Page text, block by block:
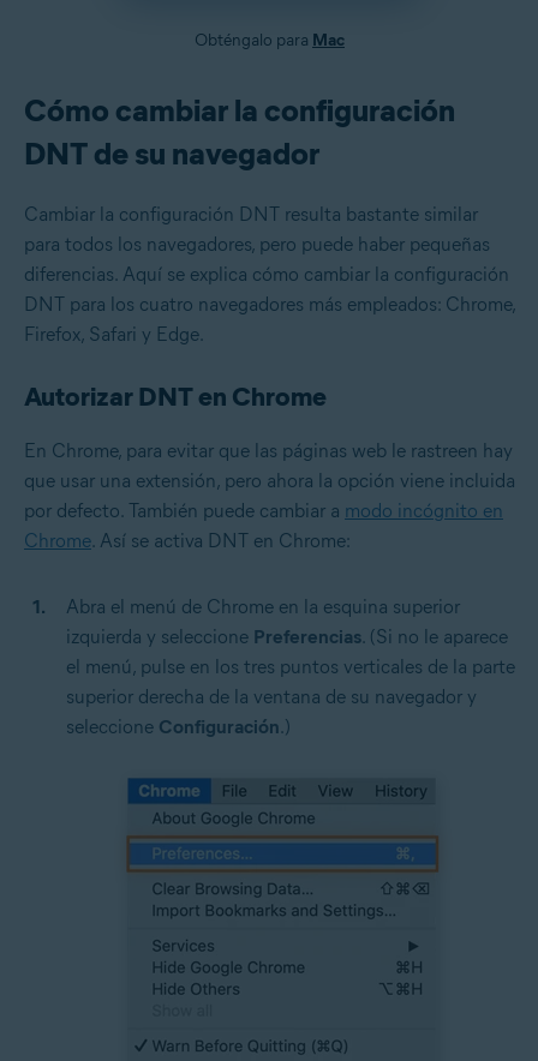
Obténgalo para Mac
Cómo cambiar la configuración
DNT de su navegador
Cambiar la configuración DNT resulta bastante similar
para todos los navegadores, pero puede haber pequeñas
diferencias. Aquí se explica cómo cambiar la configuración
DNT para los cuatro navegadores más empleados: Chrome,
Firefox, Safari y Edge.
Autorizar DNT en Chrome
En Chrome, para evitar que las páginas web le rastreen hay
que usar una extensión, pero ahora la opción viene incluida
por defecto. También puede cambiar a modo incógnito en
Chrome. Así se activa DNT en Chrome:
Abra el menú de Chrome en la esquina superior
izquierda y seleccione Preferencias. (Si no le aparece
el menú, pulse en los tres puntos verticales de la parte
superior derecha de la ventana de su navegador y
seleccione Configuración.)